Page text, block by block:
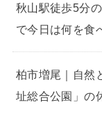
秋山駅徒歩5分
で今日は何を食
柏市増尾｜自然
址総合公園」の